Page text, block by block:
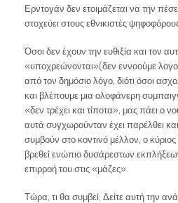
Ερντογάν δεν ετοιμάζεται να την
στοχεύει στους εθνικιστές
Όσοι δεν έχουν την ευθιξία και τον
«υποχρεώνονται»(δεν εννοούμε
από τον δημόσιο λόγο, διότι όσοι
και βλέπουμε μια ολοφάνερη
«δεν τρέχει και τίποτα», μας πάει ο
αυτά συγχωρούνταν έχει παρέλθει
συμβούν στο κοντινό μέλλον, ο
βρεθεί ενώπιο δυσάρεστων
επιρροή του στις «μάζες».
Τώρα, τι θα συμβεί; Δείτε αυτή την